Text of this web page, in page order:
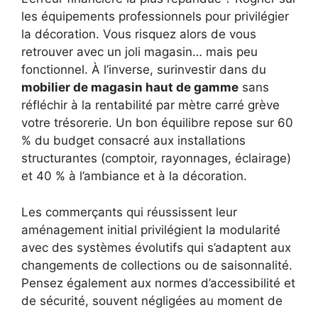
les équipements professionnels pour privilégier
la décoration. Vous risquez alors de vous
retrouver avec un joli magasin… mais peu
fonctionnel. À l’inverse, surinvestir dans du
mobilier de magasin haut de gamme sans
réfléchir à la rentabilité par mètre carré grève
votre trésorerie. Un bon équilibre repose sur 60
% du budget consacré aux installations
structurantes (comptoir, rayonnages, éclairage)
et 40 % à l’ambiance et à la décoration.
Les commerçants qui réussissent leur
aménagement initial privilégient la modularité
avec des systèmes évolutifs qui s’adaptent aux
changements de collections ou de saisonnalité.
Pensez également aux normes d’accessibilité et
de sécurité, souvent négligées au moment de